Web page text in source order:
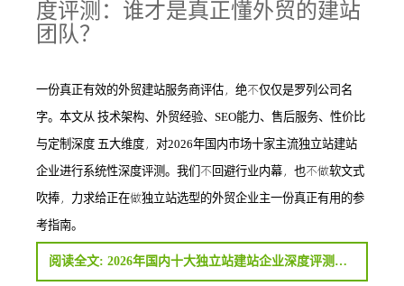
度评测：谁才是真正懂外贸的建站
团队？
一份真正有效的外贸建站服务商评估，绝不仅仅是罗列公司名
字。本文从 技术架构、外贸经验、SEO能力、售后服务、性价比
与定制深度 五大维度，对2026年国内市场十家主流独立站建站
企业进行系统性深度评测。我们不回避行业内幕，也不做软文式
吹捧，力求给正在做独立站选型的外贸企业主一份真正有用的参
考指南。
阅读全文: 2026年国内十大独立站建站企业深度评测：谁才是真正懂外贸的建站团队？